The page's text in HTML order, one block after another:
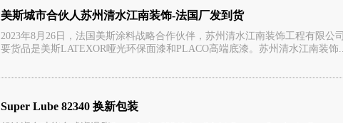
美斯城市合伙人苏州清水江南装饰-法国厂发到货
2023年8月26日，法国美斯涂料战略合作伙伴，苏州清水江南装饰工程有限公
要货品是美斯LATEXOR哑光环保面漆和PLACO高端底漆。苏州清水江南装饰
Super Lube 82340 换新包装